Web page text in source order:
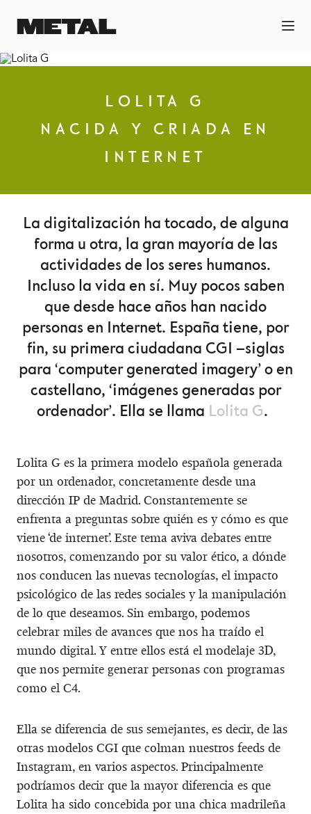
LOLITA G
NACIDA Y CRIADA EN
INTERNET
La digitalización ha tocado, de alguna
forma u otra, la gran mayoría de las
actividades de los seres humanos.
Incluso la vida en sí. Muy pocos saben
que desde hace años han nacido
personas en Internet. España tiene, por
fin, su primera ciudadana CGI –siglas
para ‘computer generated imagery’ o en
castellano, ‘imágenes generadas por
ordenador’. Ella se llama Lolita G.
Lolita G es la primera modelo española generada
por un ordenador, concretamente desde una
dirección IP de Madrid. Constantemente se
enfrenta a preguntas sobre quién es y cómo es que
viene ‘de internet’. Este tema aviva debates entre
nosotros, comenzando por su valor ético, a dónde
nos conducen las nuevas tecnologías, el impacto
psicológico de las redes sociales y la manipulación
de lo que deseamos. Sin embargo, podemos
celebrar miles de avances que nos ha traído el
mundo digital. Y entre ellos está el modelaje 3D,
que nos permite generar personas con programas
como el C4.
Ella se diferencia de sus semejantes, es decir, de las
otras modelos CGI que colman nuestros feeds de
Instagram, en varios aspectos. Principalmente
podríamos decir que la mayor diferencia es que
Lolita ha sido concebida por una chica madrileña